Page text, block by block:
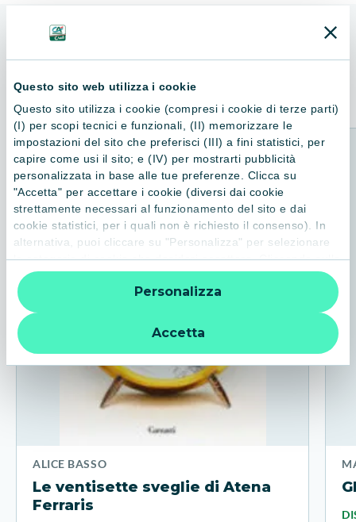
Questo sito web utilizza i cookie
Questo sito utilizza i cookie (compresi i cookie di terze parti)
(I) per scopi tecnici e funzionali, (II) memorizzare le
impostazioni del sito che preferisci (III) a fini statistici, per
capire come usi il sito; e (IV) per mostrarti pubblicità
personalizzata in base alle tue preferenze. Clicca su
"Accetta" per accettare i cookie (diversi dai cookie
strettamente necessari al funzionamento del sito e dai
cookie statistici, per i quali non è richiesto il consenso). In
alternativa, puoi cliccare su "Personalizza" per selezionare
le categorie di cookie che desideri accettare. Cliccando sulla
“X” le impostazioni predefinite vengono lasciate invariate e
quindi la navigazione può continuare senza cookie o altri
strumenti di tracciamento diversi da quelli tecnici. Per
ulteriori informazioni:
informativa privacy
Accetta
Personalizza
Consigliati per te
ALICE BASSO
Le ventisette sveglie di Atena
Ferraris